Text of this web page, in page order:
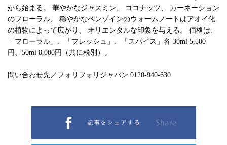
から始まる。 華やかなジャスミン、 ココナッツ、 カーネーション
のフローラル、 穏やかなベンゾインのウォームノートはアオイ化
の植物によって広がり、 オリエンタルな印象を与える。 価格は、
「フローラル」、「フレッシュ」、「スパイス」各 30ml 5,500
円、50ml 8,000円（共に税別）。
問い合わせ先／フォリフォリジャパン 0120-940-630